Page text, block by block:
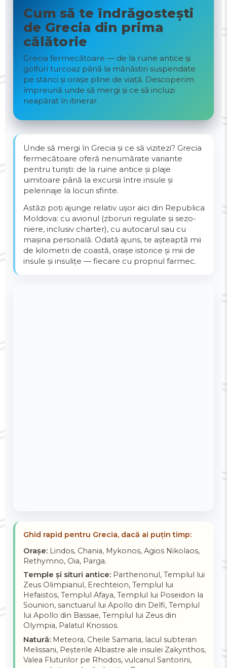
Cum să te îndrăgostești
de Grecia din prima
călătorie
Grecia fermecătoare — de la ruine antice și
golfuri turcoaz până la mănăstiri suspendate
pe stânci și orașe pline de viață. Descoperim
împreună unde să mergi și ce să incluzi
neapărat în itinerar.
Unde să mergi în Grecia și ce să vizitezi? Grecia
fermecătoare oferă nenumărate variante
pentru turiști: de la ruine antice și plaje
uimitoare până la excursii între insule și
pelerinaje la locuri sfinte.
Astăzi poți ajunge relativ ușor aici din Republica
Moldova: cu avionul (zboruri regulate și sezo­
niere, inclusiv charter), cu autocarul sau cu
mașina personală. Odată ajuns, te așteaptă mii
de kilometri de coastă, orașe istorice și mii de
insule și insulițe — fiecare cu propriul farmec.
Ghid rapid pentru Grecia, dacă ai puțin timp:
Orașe: Lindos, Chania, Mykonos, Agios Nikolaos,
Rethymno, Oia, Parga.
Temple și situri antice: Parthenonul, Templul lui
Zeus Olimpianul, Erechteion, Templul lui
Hefaistos, Templul Afaya, Templul lui Poseidon la
Sounion, sanctuarul lui Apollo din Delfi, Templul
lui Apollo din Bassae, Templul lui Zeus din
Olympia, Palatul Knossos.
Natură: Meteora, Cheile Samaria, lacul subteran
Melissani, Peșterile Albastre ale insulei Zakynthos,
Valea Fluturilor pe Rhodos, vulcanul Santorini,